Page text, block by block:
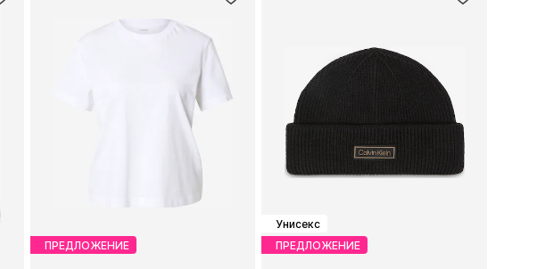
ПРЕДЛОЖЕНИЕ
Унисекс
ПРЕДЛОЖЕНИЕ